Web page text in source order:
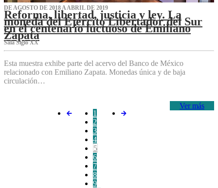
DE AGOSTO DE 2018 A ABRIL DE 2019
Reforma, libertad, justicia y ley. La
moneda del Ejército Libertador del Sur
en el centenario luctuoso de Emiliano
Zapata
Sala Siglo XX
Esta muestra exhibe parte del acervo del Banco de México
relacionado con Emiliano Zapata. Monedas única y de baja
circulación…
Ver más
1
2
3
4
5
6
7
8
9